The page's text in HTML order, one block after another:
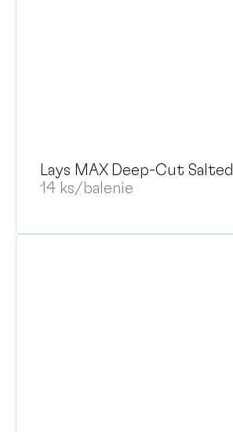
Lays MAX Deep-Cut Salted
14 ks/balenie